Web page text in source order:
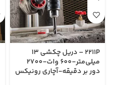
2211P – دریل چکشی 13
میلی‌متر-600 وات-2700
دور بر دقیقه-آچاری رونیکس